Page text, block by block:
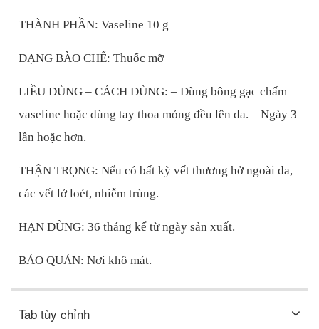
THÀNH PHẦN: Vaseline 10 g
DẠNG BÀO CHẾ: Thuốc mỡ
LIỀU DÙNG – CÁCH DÙNG: – Dùng bông gạc chấm
vaseline hoặc dùng tay thoa mỏng đều lên da. – Ngày 3
lần hoặc hơn.
THẬN TRỌNG: Nếu có bất kỳ vết thương hở ngoài da,
các vết lở loét, nhiễm trùng.
HẠN DÙNG: 36 tháng kể từ ngày sản xuất.
BẢO QUẢN: Nơi khô mát.
Tab tùy chỉnh